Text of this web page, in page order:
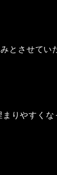
とさせてい
りやすく